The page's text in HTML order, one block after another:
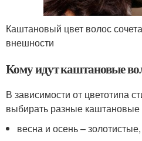
Каштановый цвет волос
внешности
Кому идут каштановые
В зависимости от цветотипа
выбирать разные каштановые
весна и осень –